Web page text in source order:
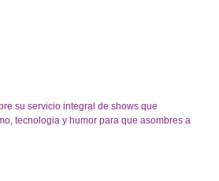
su servicio integral de shows que
tecnologia y humor para que asombres a